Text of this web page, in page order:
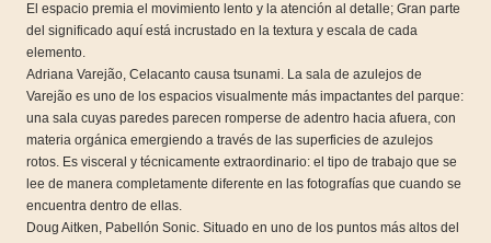
El espacio premia el movimiento lento y la atención al detalle; Gran parte
del significado aquí está incrustado en la textura y escala de cada
elemento.
Adriana Varejão, Celacanto causa tsunami. La sala de azulejos de
Varejão es uno de los espacios visualmente más impactantes del parque:
una sala cuyas paredes parecen romperse de adentro hacia afuera, con
materia orgánica emergiendo a través de las superficies de azulejos
rotos. Es visceral y técnicamente extraordinario: el tipo de trabajo que se
lee de manera completamente diferente en las fotografías que cuando se
encuentra dentro de ellas.
Doug Aitken, Pabellón Sonic. Situado en uno de los puntos más altos del